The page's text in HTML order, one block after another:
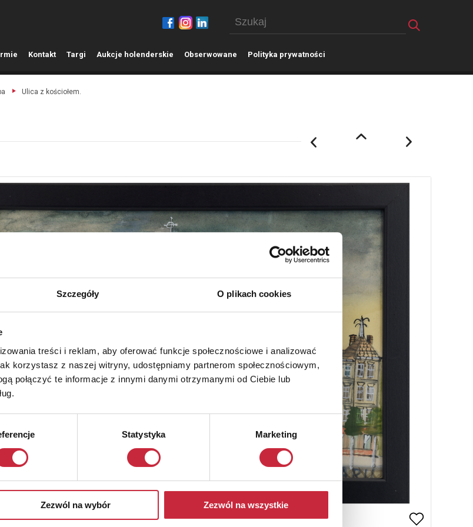
Szczegóły O plikach cookies
treści i reklam, aby oferować funkcje społecznościowe i analizować
korzystasz z naszej witryny, udostępniamy partnerom społecznościowym,
połączyć te informacje z innymi danymi otrzymanymi od Ciebie lub
Statystyka Marketing
Zezwól na wybór Zezwól na wszystkie
Kontakt Targi Aukcje holenderskie Obserwowane Polityka prywatności
Ulica z kościołem.